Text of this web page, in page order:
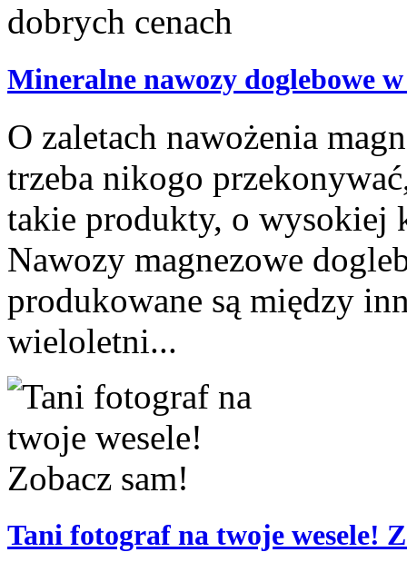
Mineralne nawozy doglebowe
O zaletach nawożenia
trzeba nikogo
takie produkty, o wysokiej
Nawozy magnezowe
produkowane są między
wieloletni...
Tani fotograf na twoje wesele!